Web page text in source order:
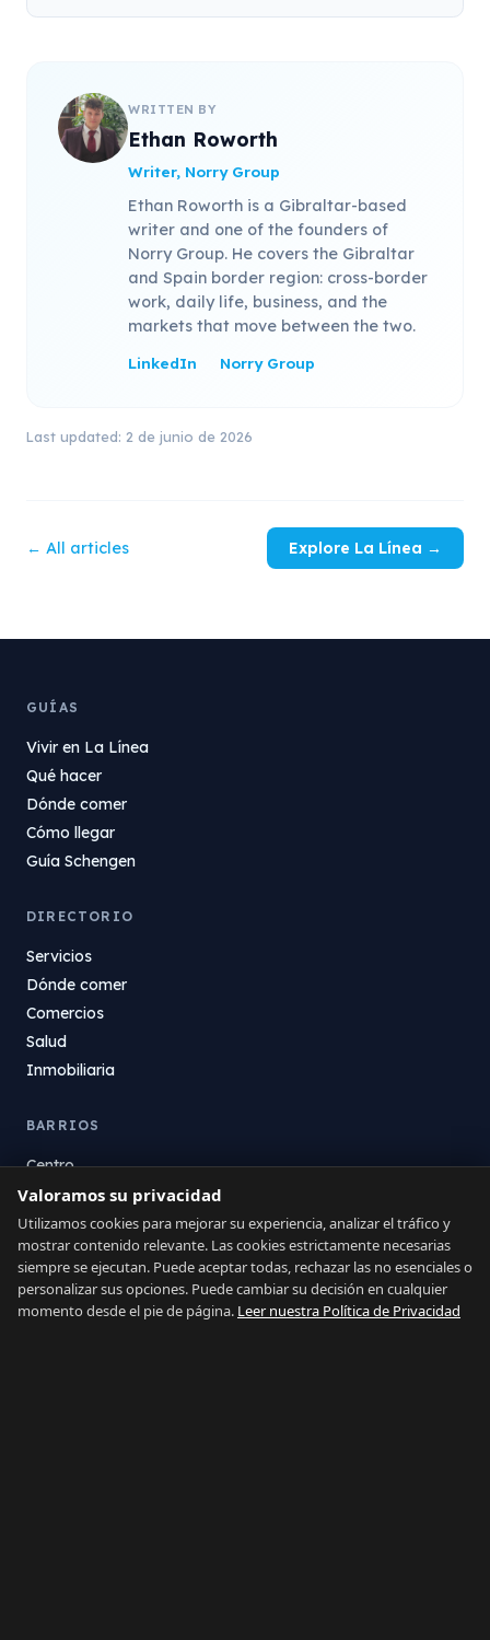
WRITTEN BY
Ethan Roworth
Writer, Norry Group
Ethan Roworth is a Gibraltar-based
writer and one of the founders of
Norry Group. He covers the Gibraltar
and Spain border region: cross-border
work, daily life, business, and the
markets that move between the two.
LinkedIn Norry Group
Last updated: 2 de junio de 2026
← All articles Explore La Línea →
GUÍAS
Vivir en La Línea
Qué hacer
Dónde comer
Cómo llegar
Guía Schengen
DIRECTORIO
Servicios
Dónde comer
Comercios
Salud
Inmobiliaria
BARRIOS
Centro
La Atunara
Poniente
El Zabal
Santa Margarita
La Alcaidesa
Valoramos su privacidad
Utilizamos cookies para mejorar su experiencia, analizar el tráfico y
mostrar contenido relevante. Las cookies estrictamente necesarias
siempre se ejecutan. Puede aceptar todas, rechazar las no esenciales o
personalizar sus opciones. Puede cambiar su decisión en cualquier
momento desde el pie de página. Leer nuestra Política de Privacidad